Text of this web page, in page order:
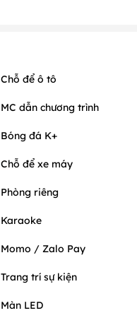
Chỗ để ô tô
MC dẫn chương trình
Bóng đá K+
Chỗ để xe máy
Phòng riêng
Karaoke
Momo / Zalo Pay
Trang trí sự kiện
Màn LED